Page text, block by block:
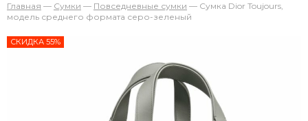
Главная — Сумки — Повседневные сумки — Сумка Dior Toujours,
модель среднего формата серо-зеленый
СКИДКА 55%